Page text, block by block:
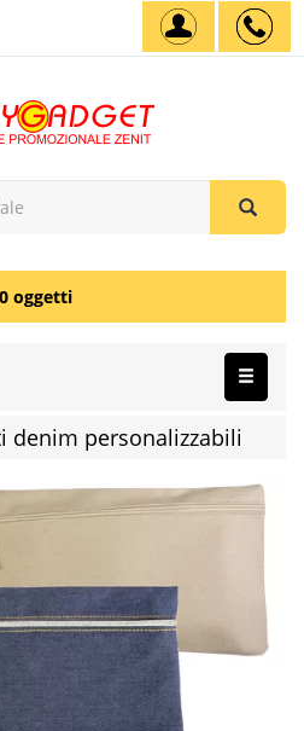
0 oggetti
denim personalizzabili